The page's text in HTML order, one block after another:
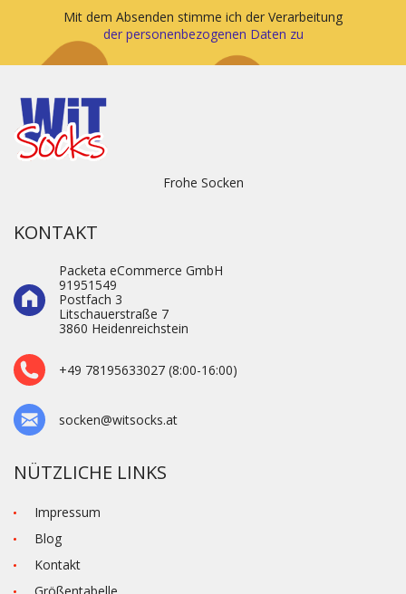
Mit dem Absenden stimme ich der Verarbeitung
der personenbezogenen Daten zu
Frohe Socken
KONTAKT
Packeta eCommerce GmbH
91951549
Postfach 3
Litschauerstraße 7
3860 Heidenre­ichstein
+49 78195633027 (8:00-16:00)
socken@witsocks.at
NÜTZLICHE LINKS
Impressum
Blog
Kontakt